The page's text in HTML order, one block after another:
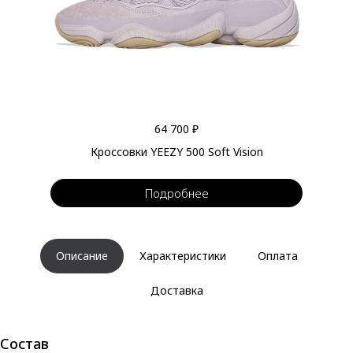
64 700 ₽
Кроссовки YEEZY 500 Soft Vision
Подробнее
Описание Характеристики Оплата
Доставка
Состав